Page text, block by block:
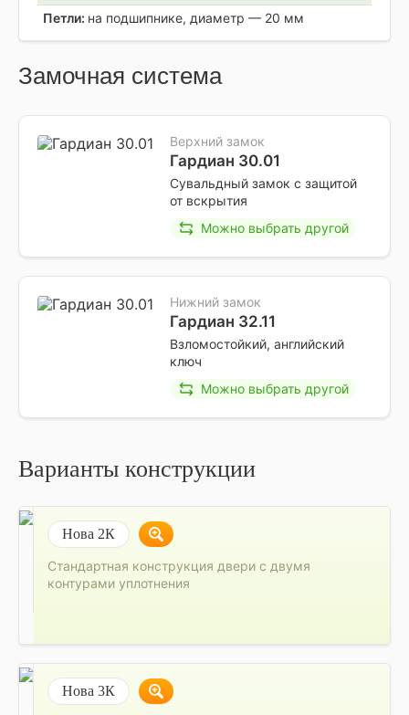
Петли: на подшипнике, диаметр — 20 мм
Замочная система
Верхний замок
Гардиан 30.01
Сувальдный замок с защитой
от вскрытия
Можно выбрать другой
Нижний замок
Гардиан 32.11
Взломостойкий, английский
ключ
Можно выбрать другой
Варианты конструкции
Нова 2К
Стандартная конструкция двери с двумя
контурами уплотнения
Нова 3К